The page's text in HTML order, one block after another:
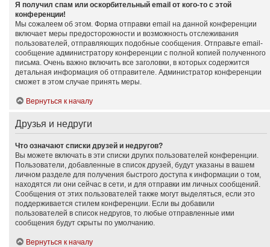
Я получил спам или оскорбительный email от кого-то с этой
конференции!
Мы сожалеем об этом. Форма отправки email на данной конференции
включает меры предосторожности и возможность отслеживания
пользователей, отправляющих подобные сообщения. Отправьте email-
сообщение администратору конференции с полной копией полученного
письма. Очень важно включить все заголовки, в которых содержится
детальная информация об отправителе. Администратор конференции
сможет в этом случае принять меры.
Вернуться к началу
Друзья и недруги
Что означают списки друзей и недругов?
Вы можете включать в эти списки других пользователей конференции.
Пользователи, добавленные в список друзей, будут указаны в вашем
личном разделе для получения быстрого доступа к информации о том,
находятся ли они сейчас в сети, и для отправки им личных сообщений.
Сообщения от этих пользователей также могут выделяться, если это
поддерживается стилем конференции. Если вы добавили
пользователей в список недругов, то любые отправленные ими
сообщения будут скрыты по умолчанию.
Вернуться к началу